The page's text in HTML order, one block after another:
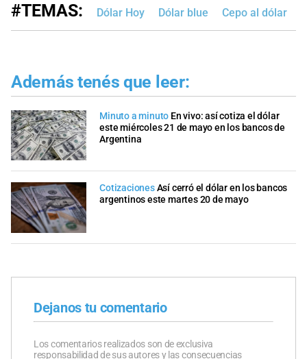
#TEMAS: Dólar Hoy Dólar blue Cepo al dólar
Además tenés que leer:
Minuto a minuto En vivo: así cotiza el dólar
este miércoles 21 de mayo en los bancos de
Argentina
CotizacionesAsí cerró el dólar en los bancos
argentinos este martes 20 de mayo
Dejanos tu comentario
Los comentarios realizados son de exclusiva
responsabilidad de sus autores y las consecuencias